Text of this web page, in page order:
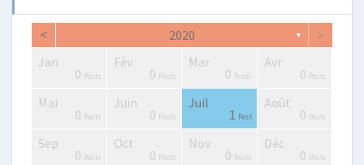
< 2020 ▼ >
Jan
0 Posts
Fév
0 Posts
Mar
0 Posts
Avr
0 Posts
Mai
0 Posts
Juin
0 Posts
Juil
1 Post
Août
0 Posts
Sep
0 Posts
Oct
0 Posts
Nov
0 Posts
Déc
0 Posts